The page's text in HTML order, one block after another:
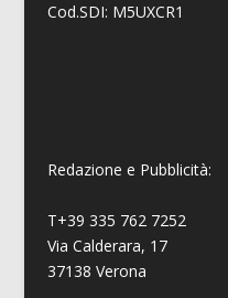
Cod.SDI: M5UXCR1
Redazione e Pubblicità:
T+39 335 762 7252
Via Calderara, 17
37138 Verona